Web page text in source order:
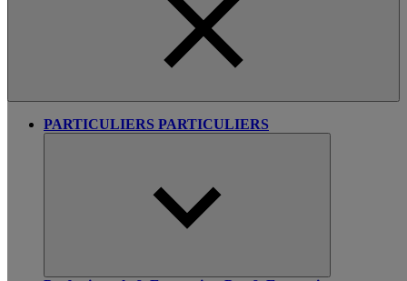
PARTICULIERS PARTICULIERS